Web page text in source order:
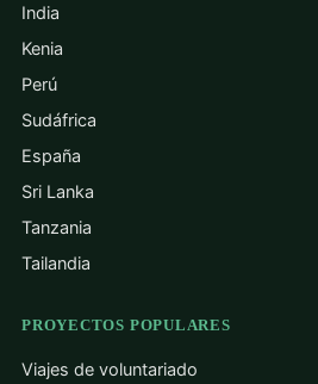
India
Kenia
Perú
Sudáfrica
España
Sri Lanka
Tanzania
Tailandia
PROYECTOS POPULARES
Viajes de voluntariado